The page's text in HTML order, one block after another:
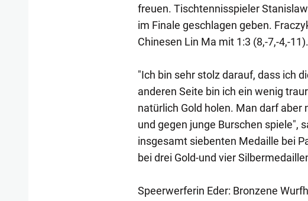
freuen. Tischtennisspieler
im Finale geschlagen geben.
Chinesen Lin Ma mit 1:3 (8,-7,-4,-11).
"Ich bin sehr stolz darauf, dass ich
anderen Seite bin ich ein wenig
natürlich Gold holen. Man darf aber
und gegen junge Burschen spiele",
insgesamt siebenten Medaille bei
bei drei Gold-und vier
Speerwerferin Eder: Bronzene